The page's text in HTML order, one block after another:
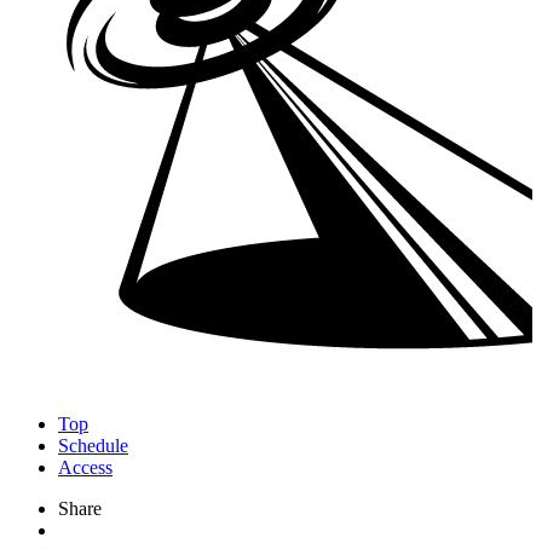
Top
Schedule
Access
Share